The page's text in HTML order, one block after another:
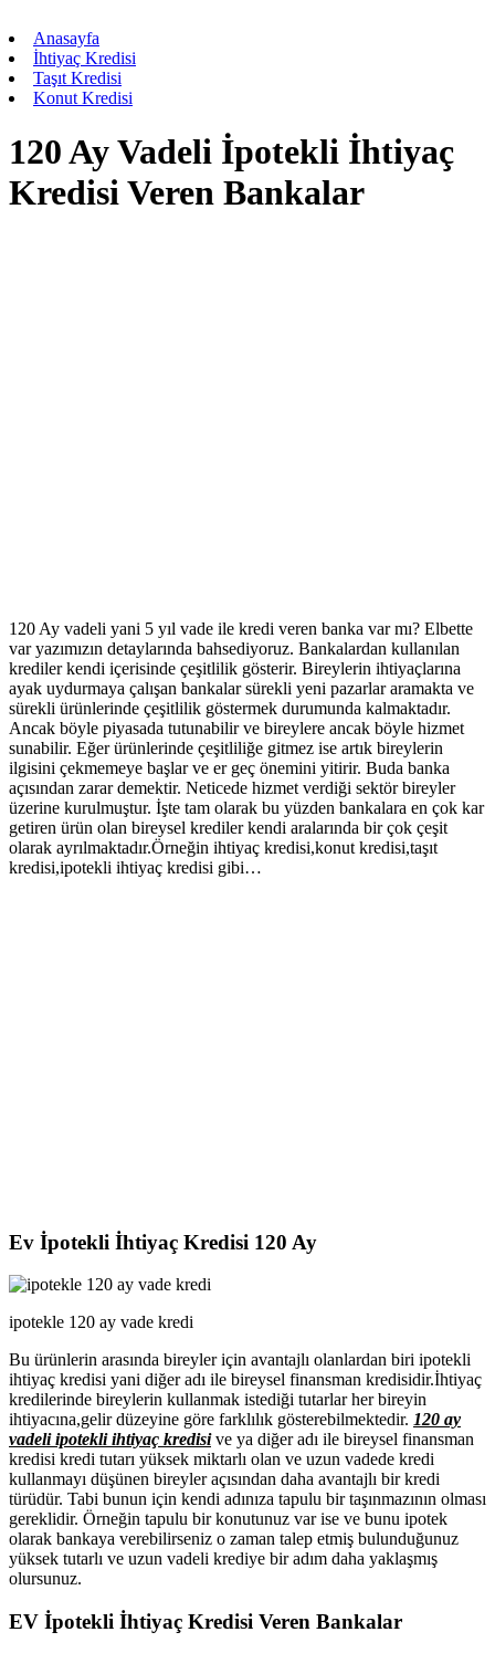
Anasayfa
İhtiyaç Kredisi
Taşıt Kredisi
Konut Kredisi
120 Ay Vadeli İpotekli İhtiyaç
Kredisi Veren Bankalar
120 Ay vadeli yani 5 yıl vade ile kredi veren banka var mı? Elbette
var yazımızın detaylarında bahsediyoruz. Bankalardan kullanılan
krediler kendi içerisinde çeşitlilik gösterir. Bireylerin ihtiyaçlarına
ayak uydurmaya çalışan bankalar sürekli yeni pazarlar aramakta ve
sürekli ürünlerinde çeşitlilik göstermek durumunda kalmaktadır.
Ancak böyle piyasada tutunabilir ve bireylere ancak böyle hizmet
sunabilir. Eğer ürünlerinde çeşitliliğe gitmez ise artık bireylerin
ilgisini çekmemeye başlar ve er geç önemini yitirir. Buda banka
açısından zarar demektir. Neticede hizmet verdiği sektör bireyler
üzerine kurulmuştur. İşte tam olarak bu yüzden bankalara en çok kar
getiren ürün olan bireysel krediler kendi aralarında bir çok çeşit
olarak ayrılmaktadır.Örneğin ihtiyaç kredisi,konut kredisi,taşıt
kredisi,ipotekli ihtiyaç kredisi gibi…
Ev İpotekli İhtiyaç Kredisi 120 Ay
ipotekle 120 ay vade kredi
Bu ürünlerin arasında bireyler için avantajlı olanlardan biri ipotekli
ihtiyaç kredisi yani diğer adı ile bireysel finansman kredisidir.İhtiyaç
kredilerinde bireylerin kullanmak istediği tutarlar her bireyin
ihtiyacına,gelir düzeyine göre farklılık gösterebilmektedir. 120 ay
vadeli ipotekli ihtiyaç kredisive ya diğer adı ile bireysel finansman
kredisi kredi tutarı yüksek miktarlı olan ve uzun vadede kredi
kullanmayı düşünen bireyler açısından daha avantajlı bir kredi
türüdür. Tabi bunun için kendi adınıza tapulu bir taşınmazının olması
gereklidir. Örneğin tapulu bir konutunuz var ise ve bunu ipotek
olarak bankaya verebilirseniz o zaman talep etmiş bulunduğunuz
yüksek tutarlı ve uzun vadeli krediye bir adım daha yaklaşmış
olursunuz.
EV İpotekli İhtiyaç Kredisi Veren Bankalar